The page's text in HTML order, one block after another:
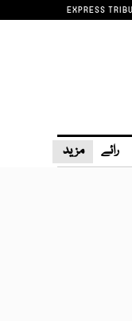
EXPRESS
رائے مزید